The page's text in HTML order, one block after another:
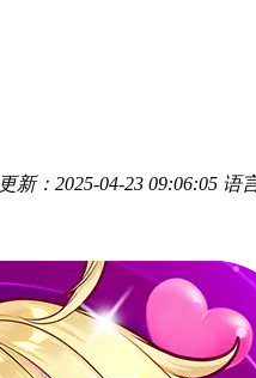
更新：2025-04-23 09:06:05 语